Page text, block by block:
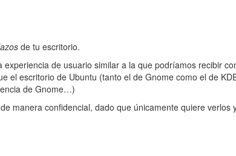
de tu escritorio.
de usuario similar a la que podríamos recibir
el escritorio de Ubuntu (tanto el de Gnome como el de
de Gnome…)
manera confidencial, dado que únicamente quiere